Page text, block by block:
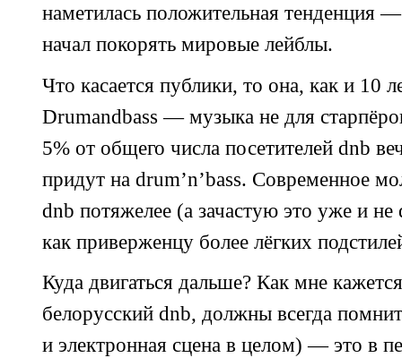
наметилась положительная тенденция
начал покорять мировые лейблы.
Что касается публики, то она, как и 10
Drumandbass — музыка не для
5% от общего числа посетителей dnb
придут на drum’n’bass. Современное
dnb потяжелее (а зачастую это уже и не
как приверженцу более лёгких
Куда двигаться дальше? Как мне
белорусский dnb, должны всегда
и электронная сцена в целом) — это в